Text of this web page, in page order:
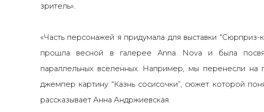
зритель».
«Часть персонажей я придумала для выставки “Сюрприз-
прошла весной в галерее Anna Nova и была
параллельных вселенных. Например, мы перенесли на
джемпер картину “Казнь сосисочки”, сюжет которой
рассказывает Анна Андржиевская.